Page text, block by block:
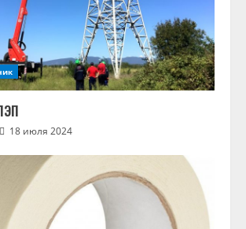
18 июля 2024